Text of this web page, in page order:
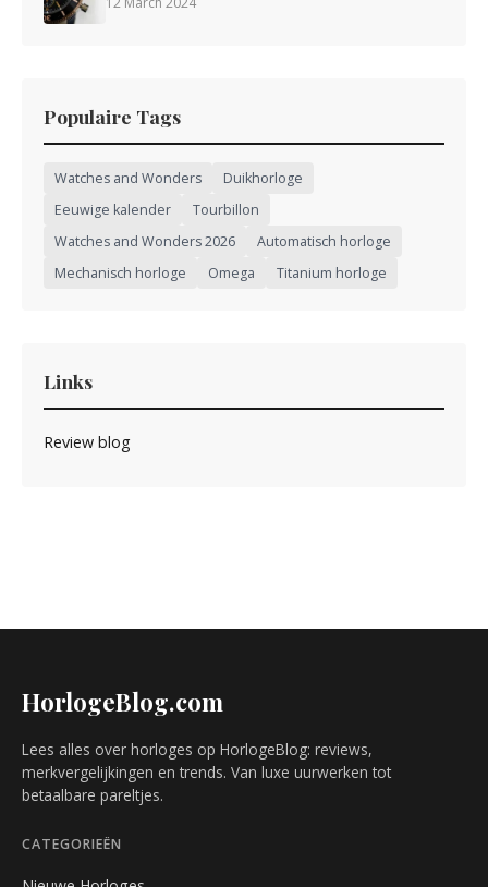
Populaire Tags
Watches and Wonders
Duikhorloge
Eeuwige kalender
Tourbillon
Watches and Wonders 2026
Automatisch horloge
Mechanisch horloge
Omega Titanium horloge
Links
Review blog
HorlogeBlog.com
Lees alles over horloges op HorlogeBlog: reviews,
merkvergelijkingen en trends. Van luxe uurwerken tot
betaalbare pareltjes.
CATEGORIEËN